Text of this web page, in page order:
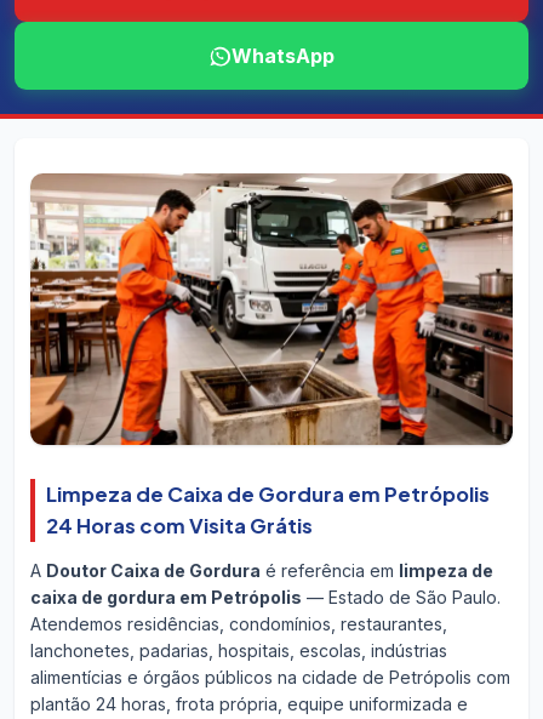
WhatsApp
Limpeza de Caixa de Gordura em Petrópolis
24 Horas com Visita Grátis
A Doutor Caixa de Gordura é referência em limpeza de
caixa de gordura em Petrópolis — Estado de São Paulo.
Atendemos residências, condomínios, restaurantes,
lanchonetes, padarias, hospitais, escolas, indústrias
alimentícias e órgãos públicos na cidade de Petrópolis com
plantão 24 horas, frota própria, equipe uniformizada e